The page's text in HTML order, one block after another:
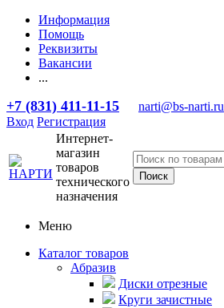
Информация
Помощь
Реквизиты
Вакансии
...
+7 (831) 411-11-15
narti@bs-narti.ru
Вход Регистрация
Интернет-
магазин
товаров
технического
назначения
Меню
Каталог товаров
Абразив
Диски отрезные
Круги зачистные